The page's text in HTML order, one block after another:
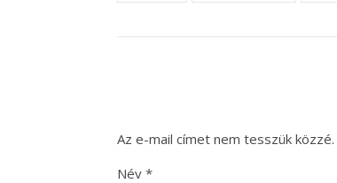
Az e-mail címet nem tesszük közzé.
Név *